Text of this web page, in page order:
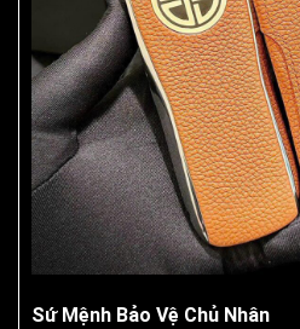
Sứ Mệnh Bảo Vệ Chủ Nhân